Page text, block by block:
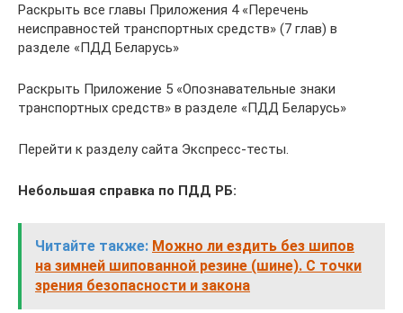
Раскрыть все главы Приложения 4 «Перечень
неисправностей транспортных средств» (7 глав) в
разделе «ПДД Беларусь»
Раскрыть Приложение 5 «Опознавательные знаки
транспортных средств» в разделе «ПДД Беларусь»
Перейти к разделу сайта Экспресс-тесты.
Небольшая справка по ПДД РБ:
Читайте также: Можно ли ездить без шипов
на зимней шипованной резине (шине). С точки
зрения безопасности и закона